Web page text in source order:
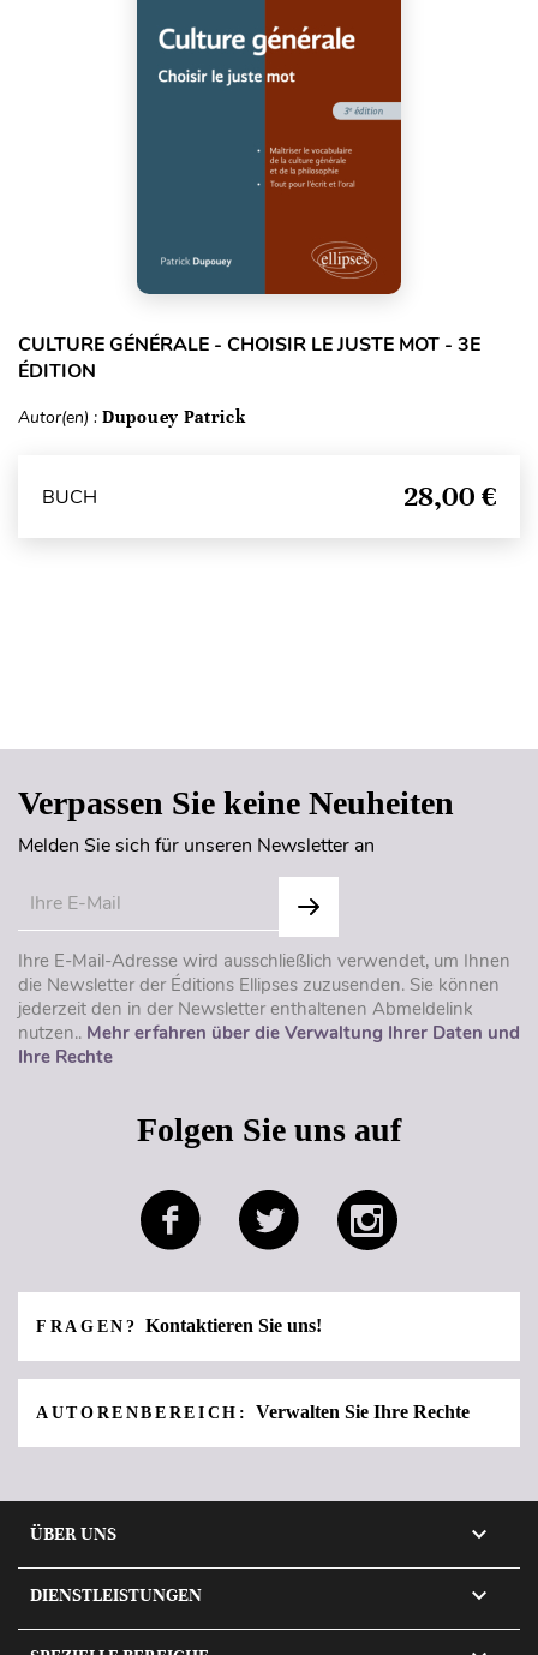
CULTURE GÉNÉRALE - CHOISIR LE JUSTE MOT - 3E
ÉDITION
Autor(en) : Dupouey Patrick
BUCH 28,00 €
Verpassen Sie keine Neuheiten
Melden Sie sich für unseren Newsletter an
Ihre E-Mail-Adresse wird ausschließlich verwendet, um Ihnen
die Newsletter der Éditions Ellipses zuzusenden. Sie können
jederzeit den in der Newsletter enthaltenen Abmeldelink
nutzen.. Mehr erfahren über die Verwaltung Ihrer Daten und
Ihre Rechte
Folgen Sie uns auf
FRAGEN?Kontaktieren Sie uns!
AUTORENBEREICH: Verwalten Sie Ihre Rechte
ÜBER UNS 
DIENSTLEISTUNGEN 